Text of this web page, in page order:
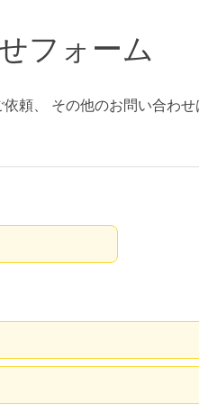
フォーム
頼、 その他のお問い合わ